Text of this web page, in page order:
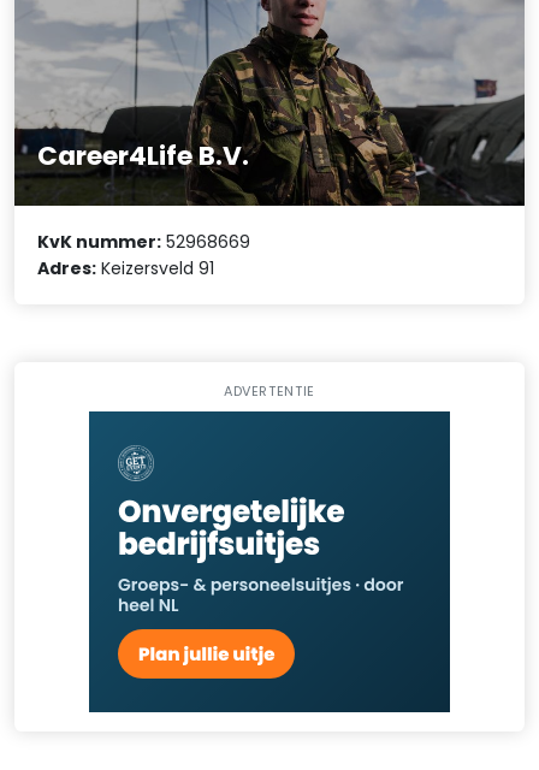
Career4Life B.V.
KvK nummer: 52968669
Adres: Keizersveld 91
ADVERTENTIE